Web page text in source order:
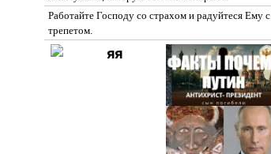
Работайте Господу со страхом и радуйтеся Ему с
трепетом.